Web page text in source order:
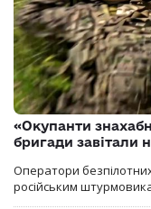
«Окупанти
бригади завітали
Оператори
російським